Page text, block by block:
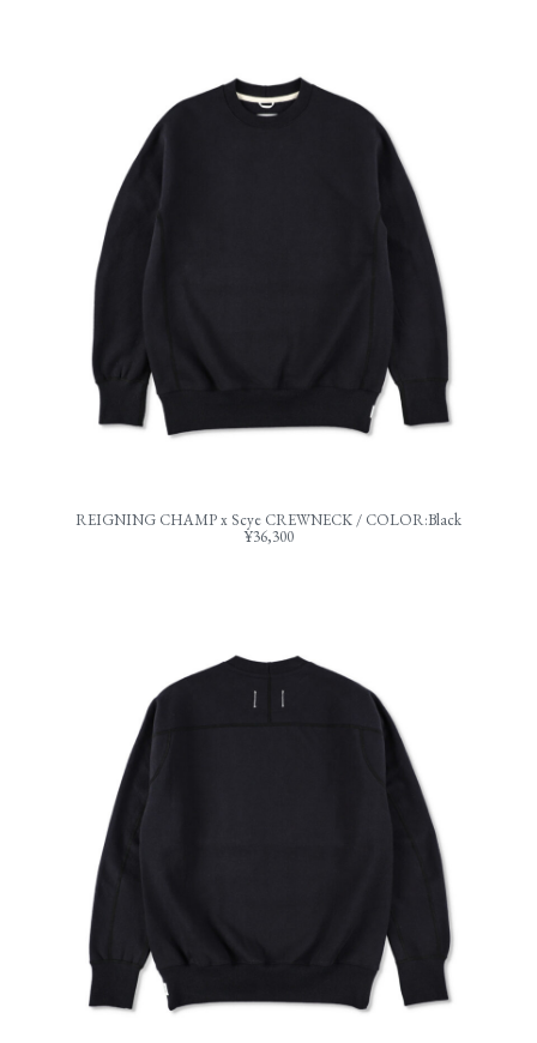
REIGNING CHAMP x Scye CREWNECK / COLOR:Black
¥36,300